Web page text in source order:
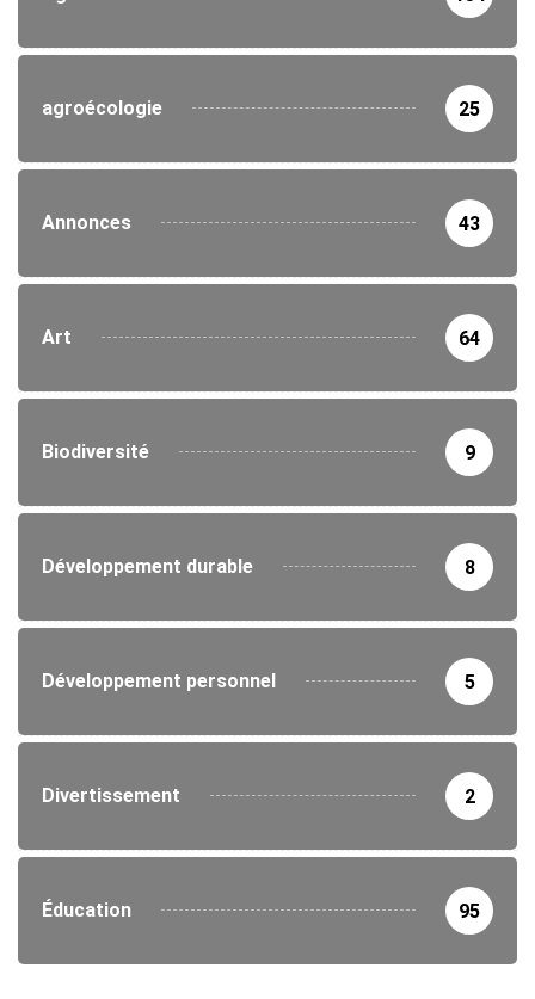
agroécologie 25
Annonces 43
Art 64
Biodiversité 9
Développement durable 8
Développement personnel 5
Divertissement 2
Éducation 95